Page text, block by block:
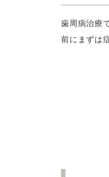
歯周病治療
前にまずは